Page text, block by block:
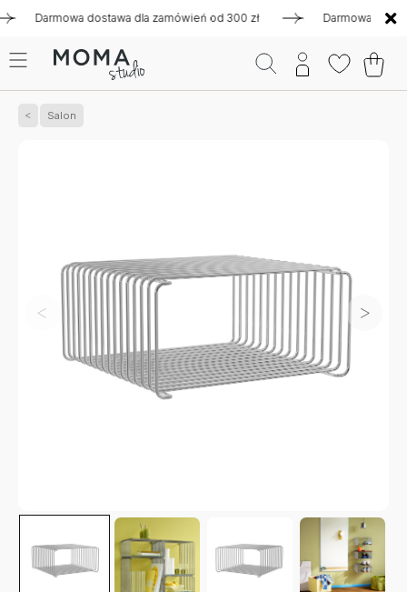
Darmowa dostawa dla zamówień od 300 zł Darmowa dostawa
Salon